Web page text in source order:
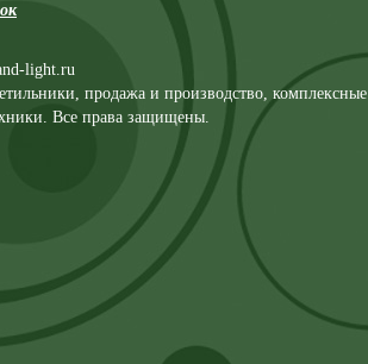
light.ru
продажа и производство, комплексные
Все права защищены.